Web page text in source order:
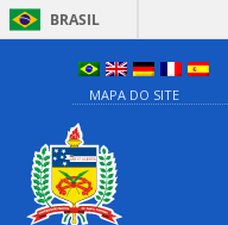
BRASIL
MAPA DO SITE